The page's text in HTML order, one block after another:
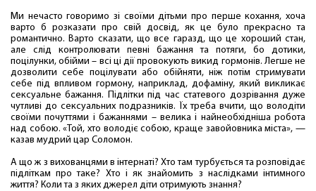
Ми нечасто говоримо зі своїми дітьми про перше кохання, хоча
варто б розказати про свій досвід, як це було прекрасно та
романтично. Варто сказати, що все гаразд, що це хороший стан,
але слід контролювати певні бажання та потяги, бо дотики,
поцілунки, обійми – всі ці дії провокують викид гормонів. Легше не
дозволити себе поцілувати або обійняти, ніж потім стримувати
себе під впливом гормону, наприклад, дофаміну, який викликає
сексуальне бажання. Підлітки під час статевого дозрівання дуже
чутливі до сексуальних подразників. Їх треба вчити, що володіти
своїми почуттями і бажаннями – велика і найнеобхідніша робота
над собою. «Той, хто володіє собою, краще завойовника міста», —
казав мудрий цар Соломон.
А що ж з вихованцями в інтернаті? Хто там турбується та розповідає
підліткам про таке? Хто і як знайомить з наслідками інтимного
життя? Коли та з яких джерел діти отримують знання?